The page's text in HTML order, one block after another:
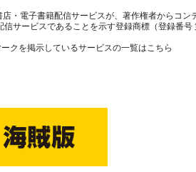
・電子書籍配信サービスが、著作権者からコン
信サービスであることを示す登録商標（登録番号
クを掲示しているサービスの一覧はこちら